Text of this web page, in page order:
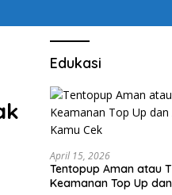
Edukasi
April 15, 2026
Tentopup Aman atau
Keamanan Top Up